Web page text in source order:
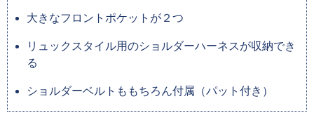
大きなフロントポケットが２つ
リュックスタイル用のショルダーハーネスが収納でき
る
ショルダーベルトももちろん付属（パット付き）